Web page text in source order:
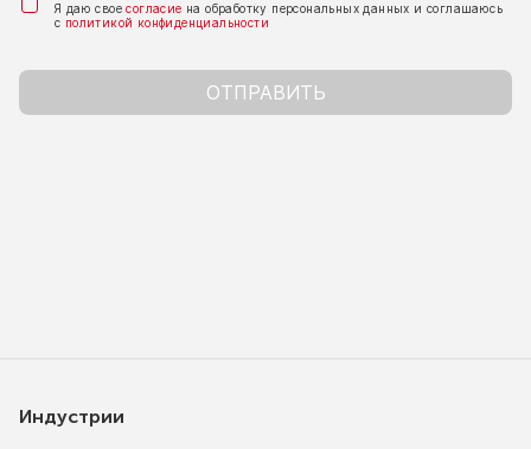
Я даю своесогласие на обработку персональных данных и соглашаюсь
с политикой конфиденциальности
ОТПРАВИТЬ
Индустрии